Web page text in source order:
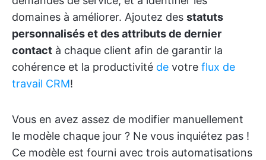
domaines à améliorer. Ajoutez des statuts
personnalisés et des attributs de dernier
contact à chaque client afin de garantir la
cohérence et la productivité de votre flux de
travail CRM!
Vous en avez assez de modifier manuellement
le modèle chaque jour ? Ne vous inquiétez pas !
Ce modèle est fourni avec trois automatisations